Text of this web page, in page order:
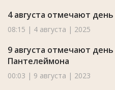
4 августа отмечают
08:15 | 4 августа | 2025
9 августа отмечают
Пантелеймона
00:03 | 9 августа | 2023